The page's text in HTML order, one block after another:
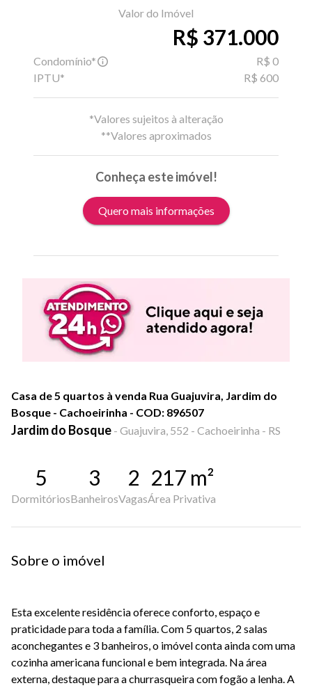
Valor do Imóvel
R$ 371.000
Condomínio*
R$ 0
IPTU*
R$ 600
*Valores sujeitos à alteração
**Valores aproximados
Conheça este imóvel!
Quero mais informações
Casa de 5 quartos à venda Rua Guajuvira, Jardim do
Bosque - Cachoeirinha - COD: 896507
Jardim do Bosque - Guajuvira, 552 - Cachoeirinha - RS
5
Dormitórios
3
Banheiros
2
Vagas
217 m²
Área Privativa
Sobre o imóvel
Esta excelente residência oferece conforto, espaço e
praticidade para toda a família. Com 5 quartos, 2 salas
aconchegantes e 3 banheiros, o imóvel conta ainda com uma
cozinha americana funcional e bem integrada. Na área
externa, destaque para a churrasqueira com fogão a lenha. A